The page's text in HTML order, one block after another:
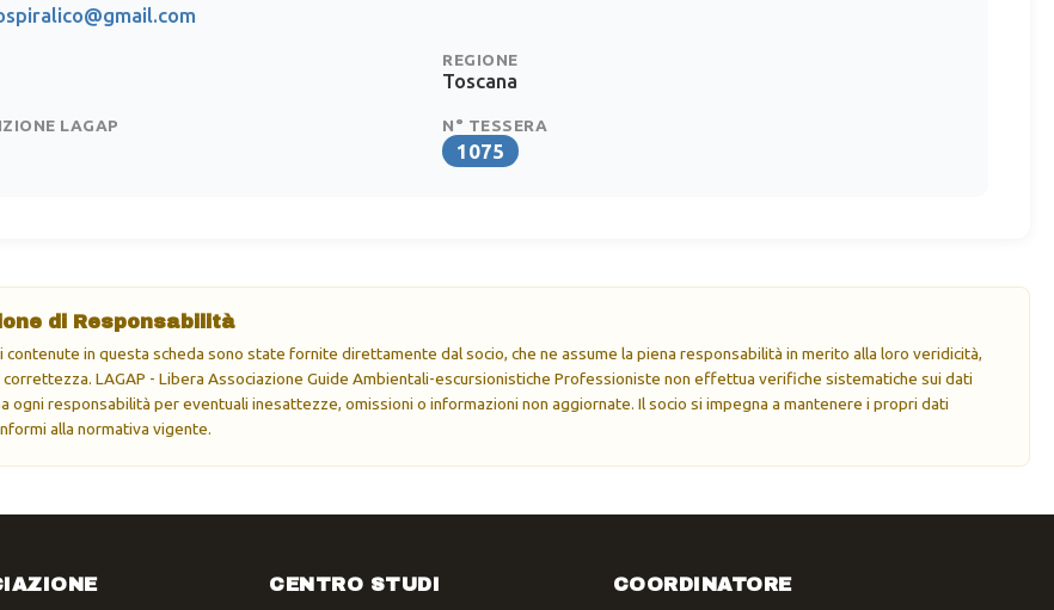
REGIONE
Toscana
LAGAP N° TESSERA
1075
di Responsabilità
contenute in questa scheda sono state fornite direttamente dal socio, che ne assume la piena responsabilità in merito alla loro veridicità,
LAGAP - Libera Associazione Guide Ambientali-escursionistiche Professioniste non effettua verifiche sistematiche sui dati
ogni responsabilità per eventuali inesattezze, omissioni o informazioni non aggiornate. Il socio si impegna a mantenere i propri dati
alla normativa vigente.
CENTRO STUDI COORDINATORE